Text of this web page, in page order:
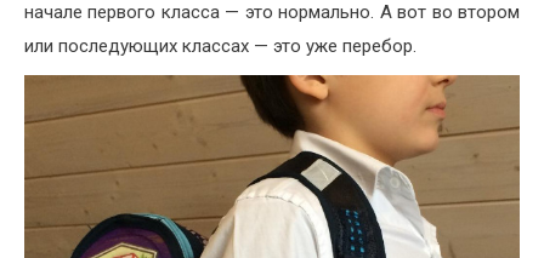
начале первого класса — это нормально. А вот во втором
или последующих классах — это уже перебор.